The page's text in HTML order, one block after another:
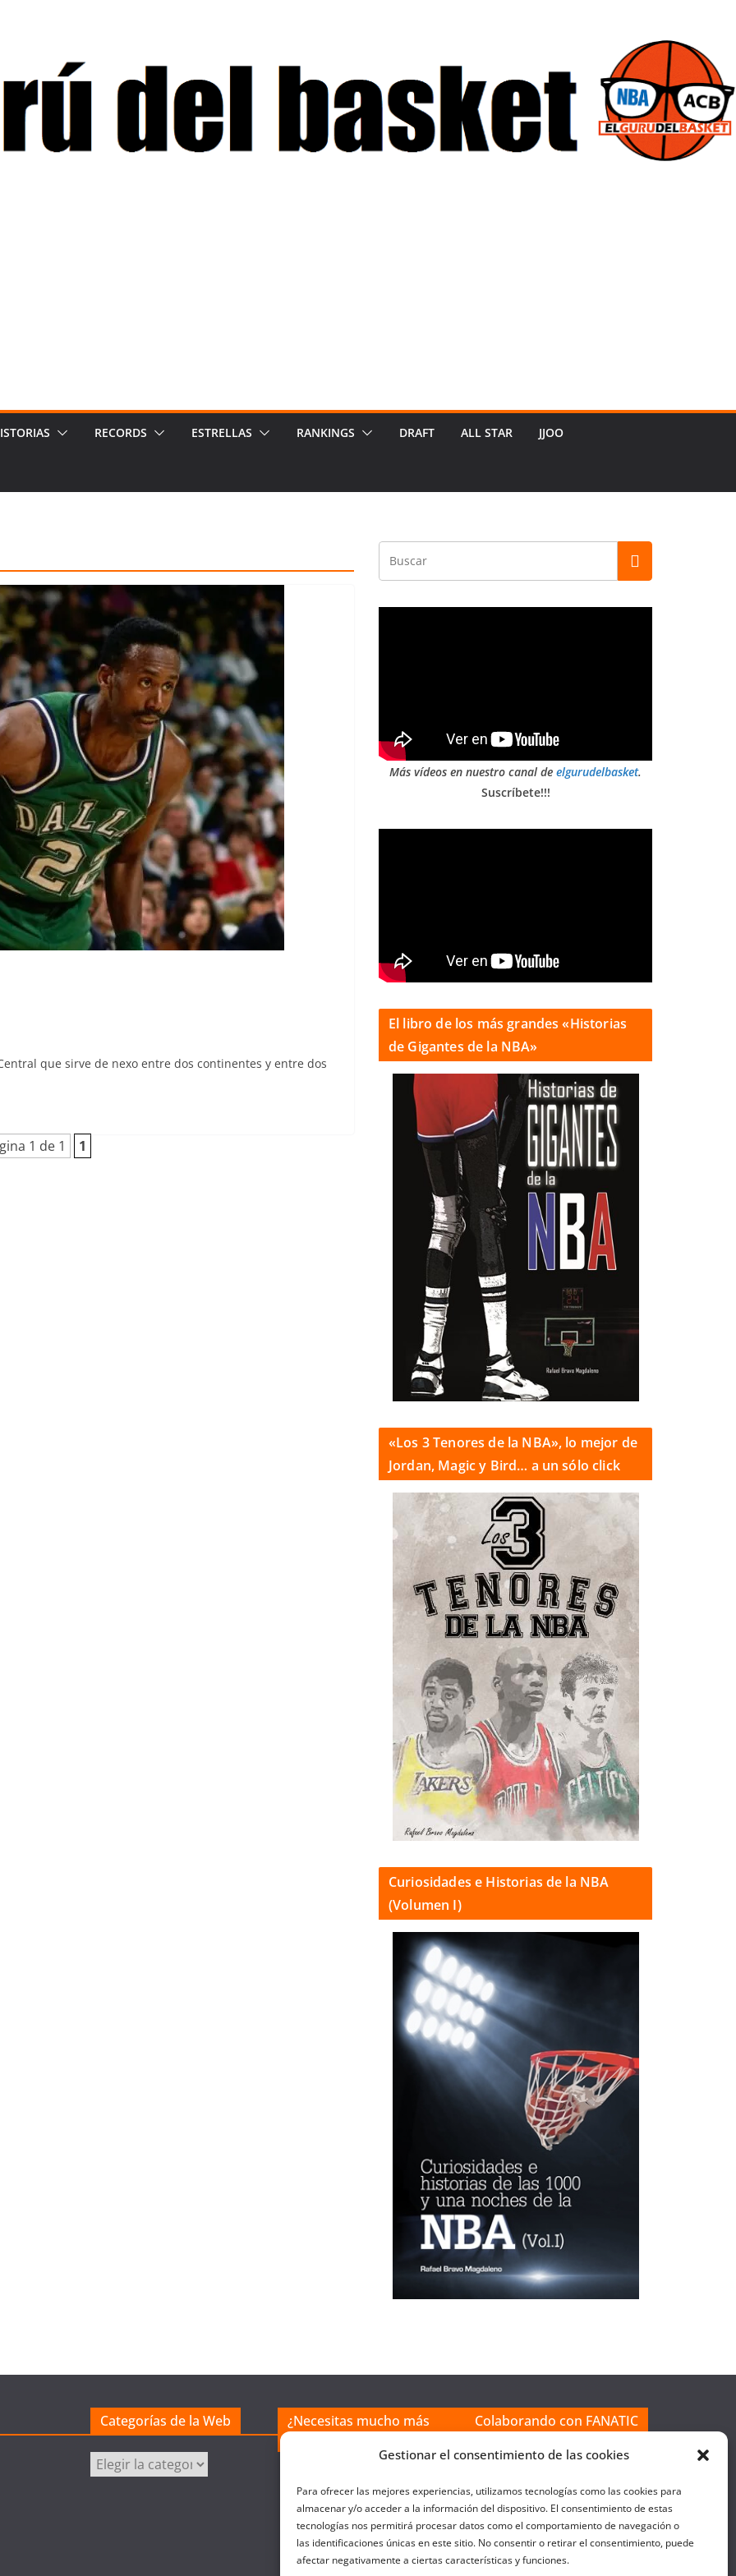
Gestionar el consentimiento de las cookies
Para ofrecer las mejores experiencias, utilizamos tecnologías como las cookies para
almacenar y/o acceder a la información del dispositivo. El consentimiento de estas
tecnologías nos permitirá procesar datos como el comportamiento de navegación o
las identificaciones únicas en este sitio. No consentir o retirar el consentimiento, puede
afectar negativamente a ciertas características y funciones.
RECORDS ESTRELLAS RANKINGS DRAFT ALL STAR JJOO
que sirve de nexo entre dos continentes y entre dos
1 de 1 1
Más vídeos en nuestro canal de elgurudelbasket.
Suscríbete!!!
El libro de los más grandes «Historias
de Gigantes de la NBA»
«Los 3 Tenores de la NBA», lo mejor de
Jordan, Magic y Bird… a un sólo click
Curiosidades e Historias de la NBA
(Volumen I)
Categorías de la Web
Categorías
¿Necesitas mucho más
excel?
Colaborando con FANATIC